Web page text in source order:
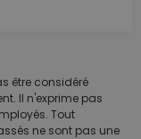
être considéré
Il n'exprime pas
Tout
ne sont pas une